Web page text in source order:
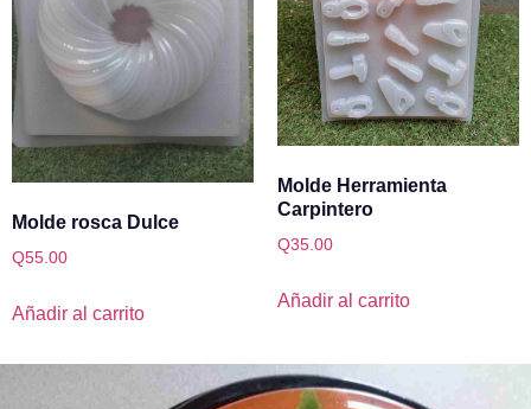
Molde rosca Dulce
Q55.00
Añadir al carrito
Molde Herramienta
Carpintero
Q35.00
Añadir al carrito